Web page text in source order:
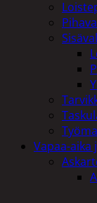
Vapaa-aika